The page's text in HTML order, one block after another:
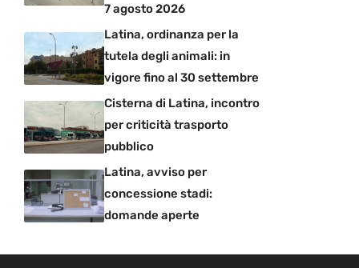
7 agosto 2026
Latina, ordinanza per la
tutela degli animali: in
vigore fino al 30 settembre
Cisterna di Latina, incontro
per criticità trasporto
pubblico
Latina, avviso per
concessione stadi:
domande aperte